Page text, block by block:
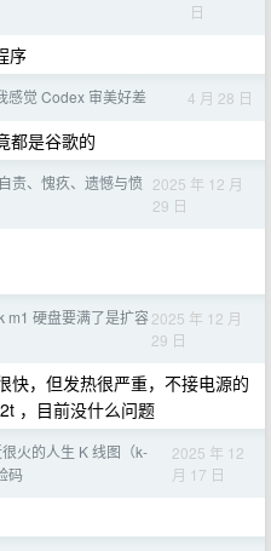
日
序
感觉 Codex 审美好差 4 月 28 日
都是谷歌的
责、愧疚、遗憾与愤 2025 年 12 月
29 日
m1 硬盘要满了是扩容2025 年 12 月
29 日
快，但发热很严重，不接电源的
，目前没什么问题
火的人生 K 线图（k-
码
2025 年 12
月 17 日